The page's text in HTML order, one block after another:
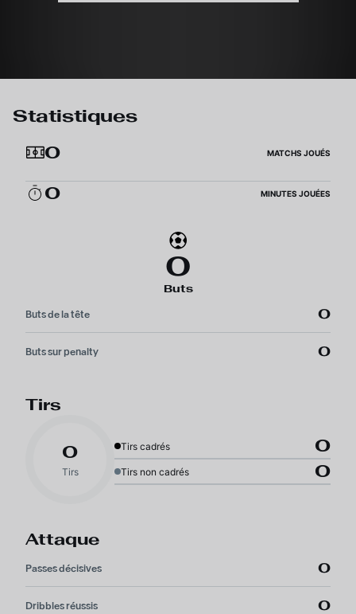
Statistiques
0
MATCHS JOUÉS
0 MINUTES JOUÉES
0
Buts
Buts de la tête 0
Buts sur penalty 0
Tirs
0
Tirs
Tirs cadrés 0
Tirs non cadrés 0
Attaque
Passes décisives 0
Dribbles réussis 0